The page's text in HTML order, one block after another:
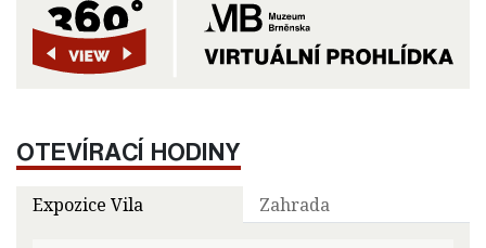
OTEVÍRACÍ HODINY
Expozice Vila Zahrada